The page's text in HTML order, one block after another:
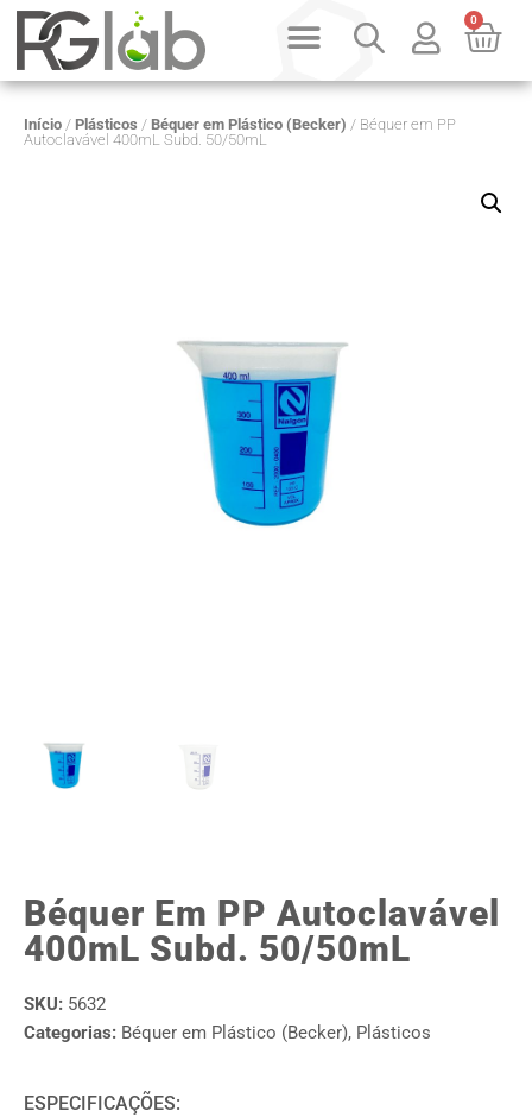
0
Início / Plásticos / Béquer em Plástico (Becker) / Béquer em PP
Autoclavável 400mL Subd. 50/50mL
Béquer Em PP Autoclavável
400mL Subd. 50/50mL
SKU: 5632
Categorias: Béquer em Plástico (Becker), Plásticos
ESPECIFICAÇÕES: